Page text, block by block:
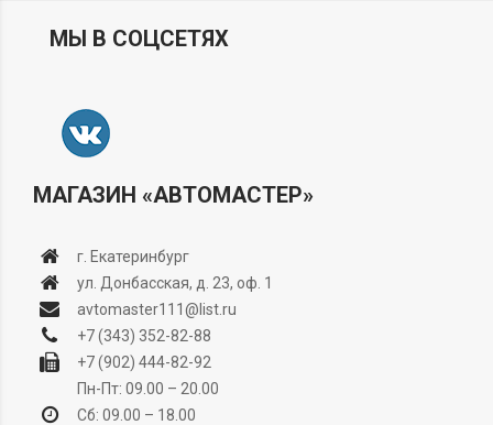
МЫ В СОЦСЕТЯХ
МАГАЗИН «АВТОМАСТЕР»
г. Екатеринбург
ул. Донбасская, д. 23, оф. 1
avtomaster111@list.ru
+7 (343) 352-82-88
+7 (902) 444-82-92
Пн-Пт: 09.00 – 20.00
Сб: 09.00 – 18.00